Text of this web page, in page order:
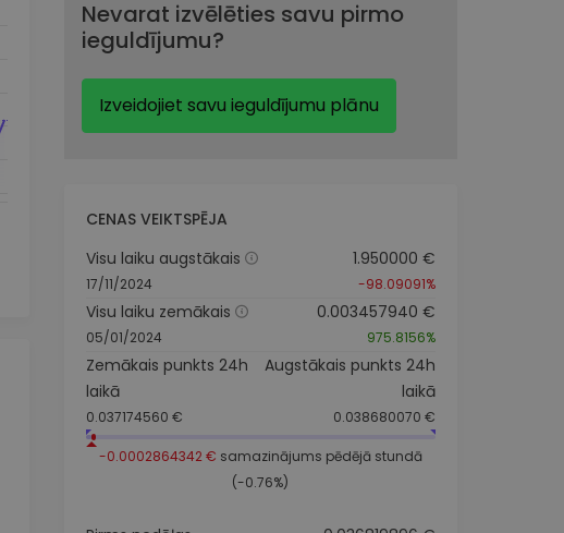
Nevarat izvēlēties savu pirmo
ieguldījumu?
Izveidojiet savu ieguldījumu plānu
CENAS VEIKTSPĒJA
Visu laiku augstākais
17/11/2024
1.950000 €
-98.09091%
Visu laiku zemākais
05/01/2024
0.003457940 €
975.8156%
Zemākais punkts 24h
laikā
0.037174560 €
Augstākais punkts 24h
laikā
0.038680070 €
-0.0002864342 € samazinājums pēdējā stundā
(-0.76%)